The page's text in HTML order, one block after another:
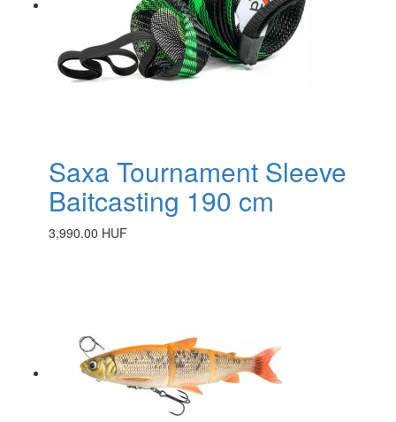
Saxa Tournament Sleeve
Baitcasting 190 cm
3,990.00 HUF